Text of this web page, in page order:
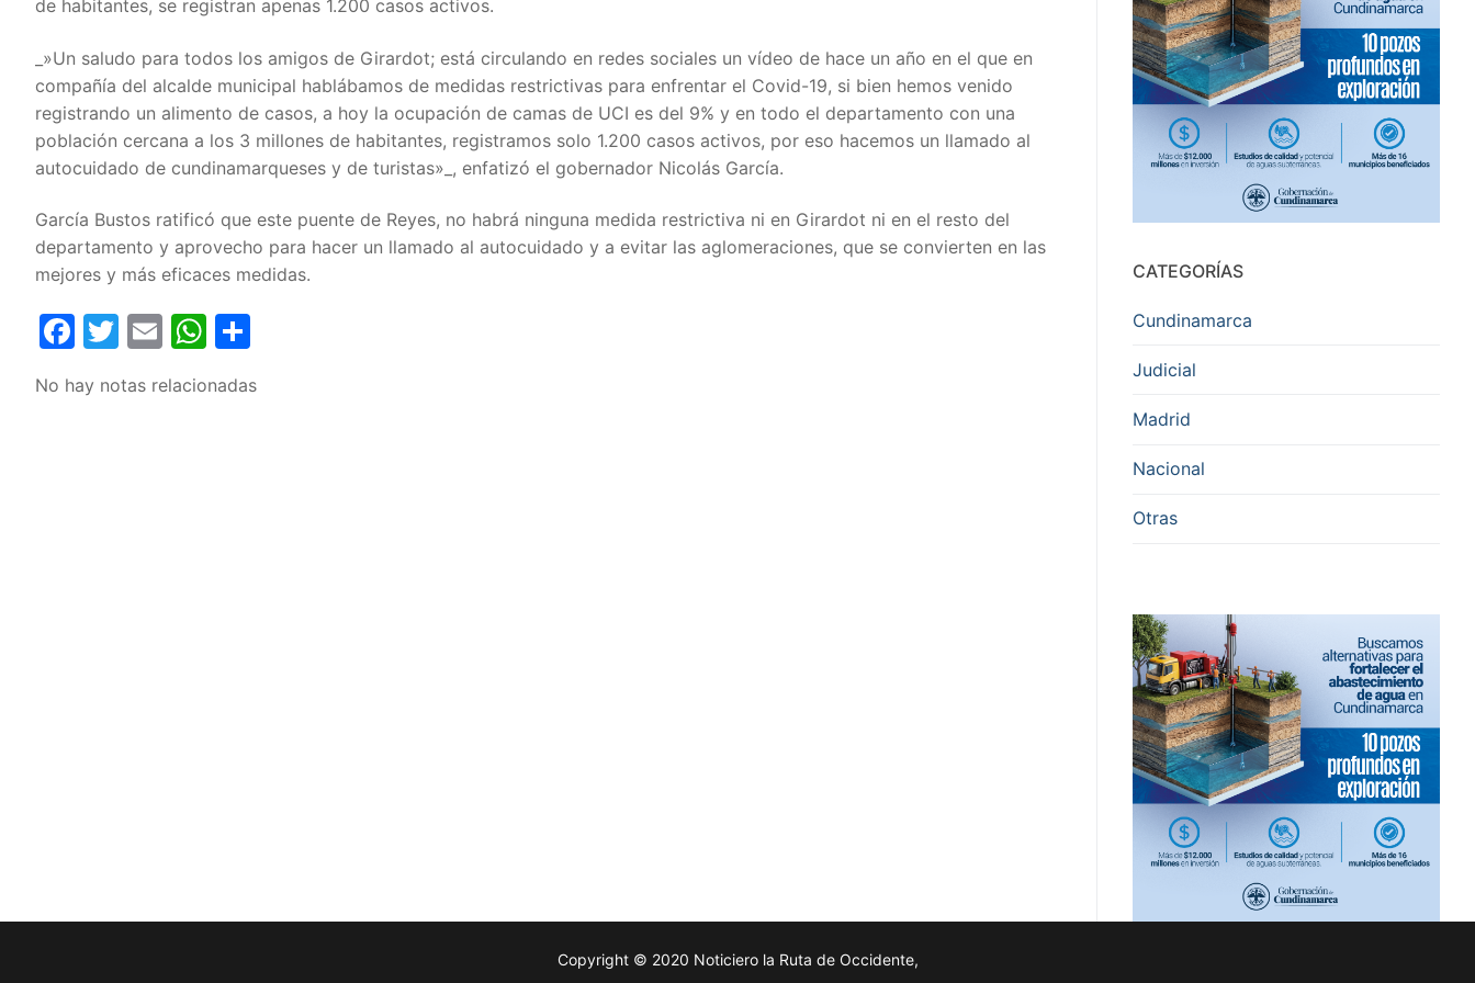
de habitantes, se registran apenas 1.200 casos activos.
_»Un saludo para todos los amigos de Girardot; está circulando en redes sociales un vídeo de hace un año en el que en
compañía del alcalde municipal hablábamos de medidas restrictivas para enfrentar el Covid-19, si bien hemos venido
registrando un alimento de casos, a hoy la ocupación de camas de UCI es del 9% y en todo el departamento con una
población cercana a los 3 millones de habitantes, registramos solo 1.200 casos activos, por eso hacemos un llamado al
autocuidado de cundinamarqueses y de turistas»_, enfatizó el gobernador Nicolás García.
García Bustos ratificó que este puente de Reyes, no habrá ninguna medida restrictiva ni en Girardot ni en el resto del
departamento y aprovecho para hacer un llamado al autocuidado y a evitar las aglomeraciones, que se convierten en las
mejores y más eficaces medidas.
Facebook
Twitter
EmailWhatsApp
No hay notas relacionadas
CATEGORÍAS
Cundinamarca
Judicial
Madrid
Nacional
Otras
Copyright © 2020 Noticiero la Ruta de Occidente,